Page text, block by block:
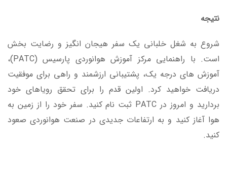
نتیجه
شروع به شغل خلبانی یک سفر هیجان انگیز و رضایت بخش
است. با راهنمایی مرکز آموزش هوانوردی پارسیس (PATC)،
آموزش های درجه یک، پشتیبانی ارزشمند و راهی برای موفقیت
دریافت خواهید کرد. اولین قدم را برای تحقق رویاهای خود
بردارید و امروز در PATC ثبت نام کنید. سفر خود را از زمین به
هوا آغاز کنید و به ارتفاعات جدیدی در صنعت هوانوردی صعود
کنید.